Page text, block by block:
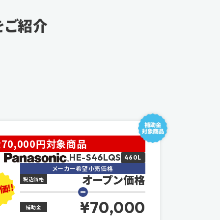
紹介
円対象商品
HE-S46LQS 460L
!!
メーカー希望小売価格
税込価格 オープン価格
補助金 ¥70,000